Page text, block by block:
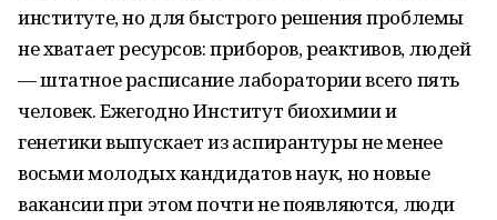
институте, но для быстрого решения проблемы
не хватает ресурсов: приборов, реактивов, людей
— штатное расписание лаборатории всего пять
человек. Ежегодно Институт биохимии и
генетики выпускает из аспирантуры не менее
восьми молодых кандидатов наук, но новые
вакансии при этом почти не появляются, люди